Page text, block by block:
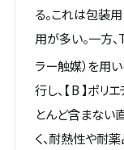
る。これは包装
用が多い。一方
ラー触媒）を用
行し、【 B 】ポ
とんど含まない
く、耐熱性や耐